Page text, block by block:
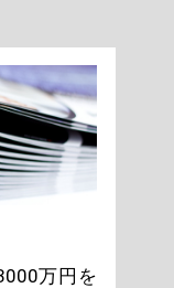
万円を